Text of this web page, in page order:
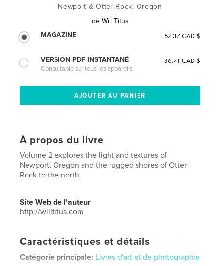
Newport & Otter Rock, Oregon
de Will Titus
MAGAZINE
57.37 CAD $
VERSION PDF INSTANTANÉ
Consultable sur tous les appareils
36.71 CAD $
À propos du livre
Volume 2 explores the light and textures of
Newport, Oregon and the rugged shores of Otter
Rock to the north.
Site Web de l'auteur
http://willtitus.com
Caractéristiques et détails
Catégorie principale: Livres d'art et de photographie